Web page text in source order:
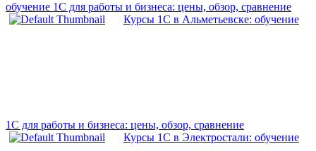
обучение 1С для работы и бизнеса: цены, обзор, сравнение
Курсы 1С в Альметьевске: обучение
1С для работы и бизнеса: цены, обзор, сравнение
Курсы 1С в Электростали: обучение